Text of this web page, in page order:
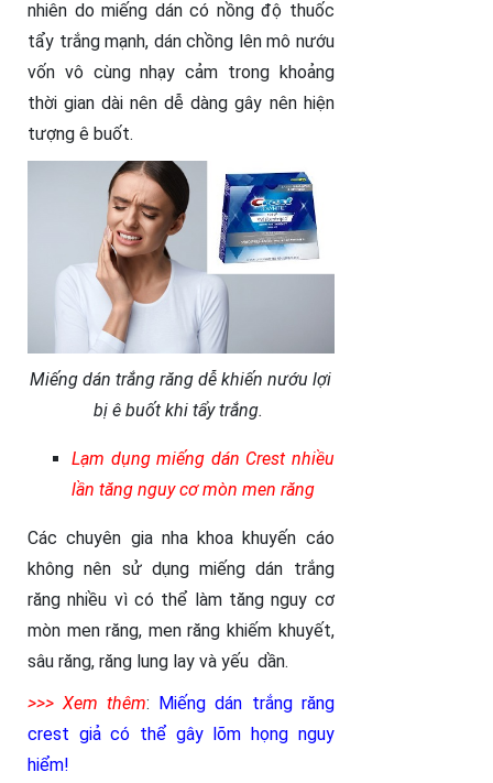
nhiên do miếng dán có nồng độ thuốc
tẩy trắng mạnh, dán chồng lên mô nướu
vốn vô cùng nhạy cảm trong khoảng
thời gian dài nên dễ dàng gây nên hiện
tượng ê buốt.
Miếng dán trắng răng dễ khiến nướu lợi
bị ê buốt khi tẩy trắng.
Lạm dụng miếng dán Crest nhiều
lần tăng nguy cơ mòn men răng
Các chuyên gia nha khoa khuyến cáo
không nên sử dụng miếng dán trắng
răng nhiều vì có thể làm tăng nguy cơ
mòn men răng, men răng khiếm khuyết,
sâu răng, răng lung lay và yếu dần.
>>> Xem thêm: Miếng dán trắng răng
crest giả có thể gây lõm họng nguy
hiểm!